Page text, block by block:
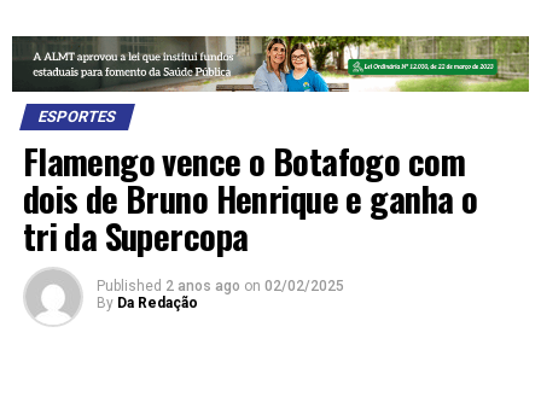
ESPORTES
Flamengo vence o Botafogo com
dois de Bruno Henrique e ganha o
tri da Supercopa
Published 2 anos ago on 02/02/2025
By Da Redação